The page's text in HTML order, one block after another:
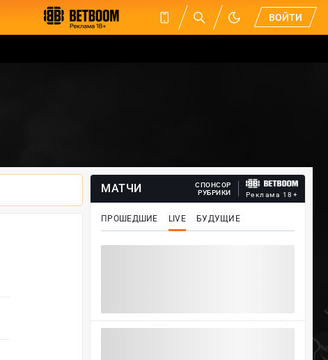
ВОЙТИ
МАТЧИ
СПОНСОР
РУБРИКИ
Реклама 18+
ПРОШЕДШИЕ LIVE БУДУЩИЕ